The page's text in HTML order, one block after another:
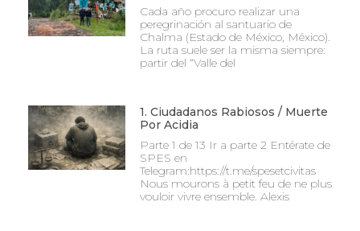
Cada año procuro realizar una
peregrinación al santuario de
Chalma (Estado de México, México).
La ruta suele ser la misma siempre:
partir del “Valle del
1. Ciudadanos Rabiosos / Muerte
Por Acidia
Parte 1 de 13 Ir a parte 2 Entérate de
SPES en
Telegram:https://t.me/spesetcivitas
Nous mourons à petit feu de ne plus
vouloir vivre ensemble. Alexis